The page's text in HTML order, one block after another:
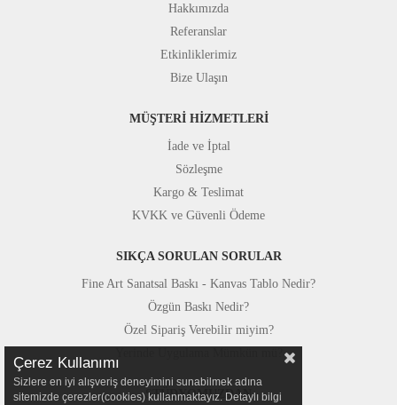
Hakkımızda
Referanslar
Etkinliklerimiz
Bize Ulaşın
MÜŞTERİ HİZMETLERİ
İade ve İptal
Sözleşme
Kargo & Teslimat
KVKK ve Güvenli Ödeme
SIKÇA SORULAN SORULAR
Fine Art Sanatsal Baskı - Kanvas Tablo Nedir?
Özgün Baskı Nedir?
Özel Sipariş Verebilir miyim?
STÜDYOMUZDAN
Çerez Kullanımı
Sizlere en iyi alışveriş deneyimini sunabilmek adına
sitemizde çerezler(cookies) kullanmaktayız. Detaylı bilgi